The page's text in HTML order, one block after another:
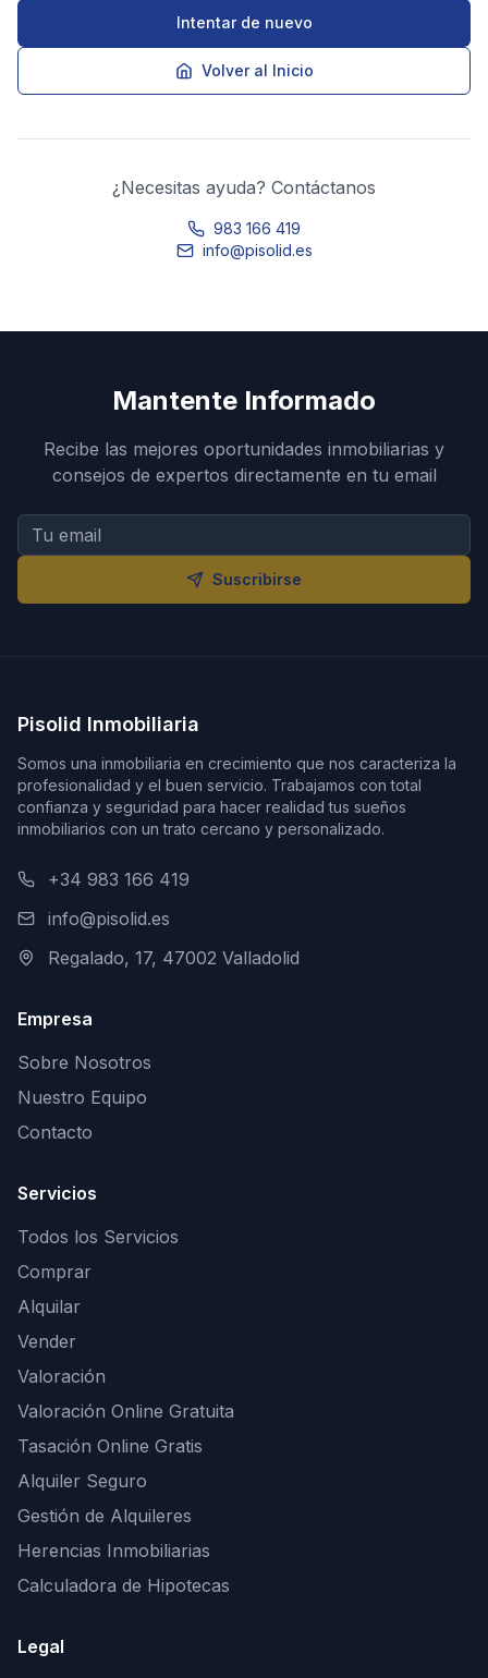
Intentar de nuevo
Volver al Inicio
¿Necesitas ayuda? Contáctanos
983 166 419
info@pisolid.es
Mantente Informado
Recibe las mejores oportunidades inmobiliarias y
consejos de expertos directamente en tu email
Suscribirse
Pisolid Inmobiliaria
Somos una inmobiliaria en crecimiento que nos caracteriza la
profesionalidad y el buen servicio. Trabajamos con total
confianza y seguridad para hacer realidad tus sueños
inmobiliarios con un trato cercano y personalizado.
+34 983 166 419
info@pisolid.es
Regalado, 17, 47002 Valladolid
Empresa
Sobre Nosotros
Nuestro Equipo
Contacto
Servicios
Todos los Servicios
Comprar
Alquilar
Vender
Valoración
Valoración Online Gratuita
Tasación Online Gratis
Alquiler Seguro
Gestión de Alquileres
Herencias Inmobiliarias
Calculadora de Hipotecas
Legal